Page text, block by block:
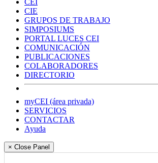
CIE
GRUPOS DE TRABAJO
SIMPOSIUMS
PORTAL LUCES CEI
COMUNICACIÓN
PUBLICACIONES
COLABORADORES
DIRECTORIO
myCEI (área privada)
SERVICIOS
CONTACTAR
Ayuda
× Close Panel